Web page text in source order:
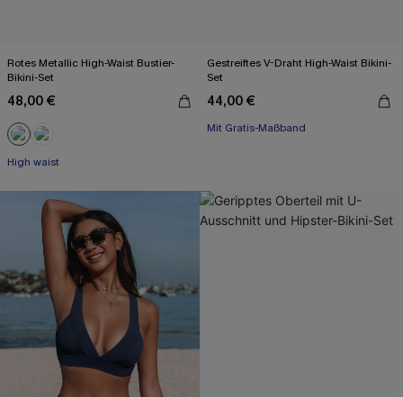
Rotes Metallic High-Waist Bustier-
Bikini-Set
48,00 €
High waist
Gestreiftes V-Draht High-Waist Bikini-
Set
44,00 €
Mit Gratis-Maßband